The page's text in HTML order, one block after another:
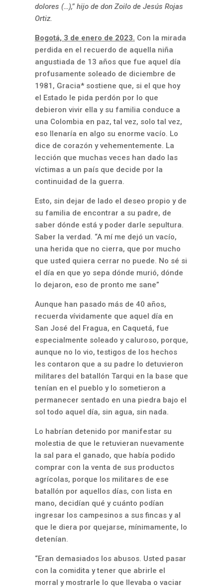
dolores (…),” hijo de don Zoilo de Jesús Rojas
Ortiz.
Bogotá, 3 de enero de 2023. Con la mirada
perdida en el recuerdo de aquella niña
angustiada de 13 años que fue aquel día
profusamente soleado de diciembre de
1981, Gracia* sostiene que, si el que hoy
el Estado le pida perdón por lo que
debieron vivir ella y su familia conduce a
una Colombia en paz, tal vez, solo tal vez,
eso llenaría en algo su enorme vacío. Lo
dice de corazón y vehementemente. La
lección que muchas veces han dado las
víctimas a un país que decide por la
continuidad de la guerra.
Esto, sin dejar de lado el deseo propio y de
su familia de encontrar a su padre, de
saber dónde está y poder darle sepultura.
Saber la verdad. “A mí me dejó un vacío,
una herida que no cierra, que por mucho
que usted quiera cerrar no puede. No sé si
el día en que yo sepa dónde murió, dónde
lo dejaron, eso de pronto me sane”
Aunque han pasado más de 40 años,
recuerda vívidamente que aquel día en
San José del Fragua, en Caquetá, fue
especialmente soleado y caluroso, porque,
aunque no lo vio, testigos de los hechos
les contaron que a su padre lo detuvieron
militares del batallón Tarqui en la base que
tenían en el pueblo y lo sometieron a
permanecer sentado en una piedra bajo el
sol todo aquel día, sin agua, sin nada.
Lo habrían detenido por manifestar su
molestia de que le retuvieran nuevamente
la sal para el ganado, que había podido
comprar con la venta de sus productos
agrícolas, porque los militares de ese
batallón por aquellos días, con lista en
mano, decidían qué y cuánto podían
ingresar los campesinos a sus fincas y al
que le diera por quejarse, mínimamente, lo
detenían.
“Eran demasiados los abusos. Usted pasar
con la comidita y tener que abrirle el
morral y mostrarle lo que llevaba o vaciar